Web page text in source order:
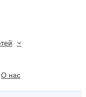
О нас